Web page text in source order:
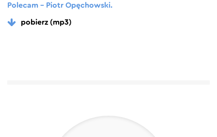
Polecam – Piotr Opęchowski.
pobierz (mp3)